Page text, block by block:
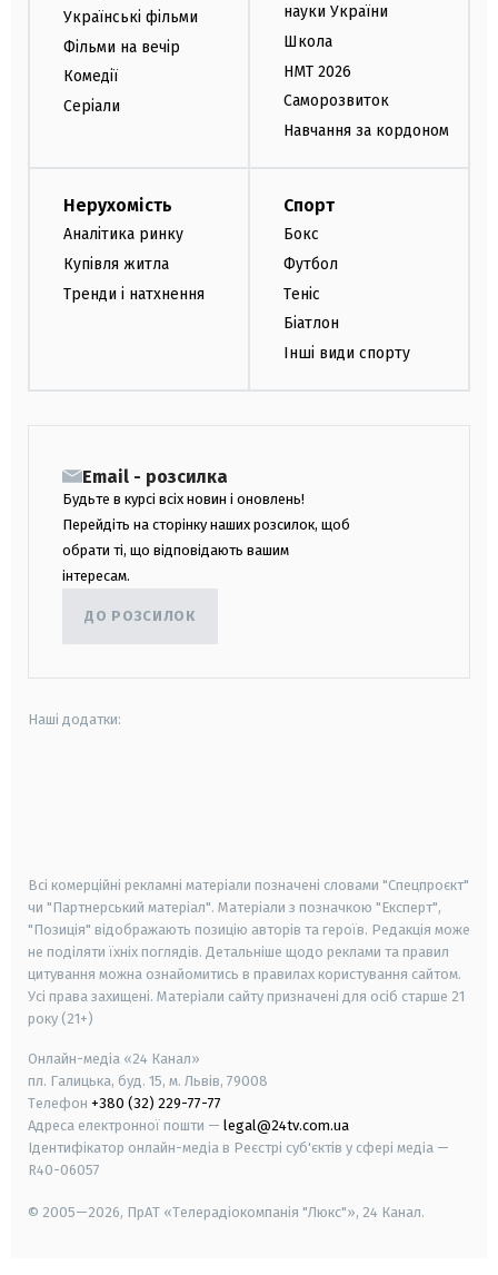
Українські фільми
Фільми на вечір
Комедії
Серіали
науки України
Школа
НМТ 2026
Саморозвиток
Навчання за кордоном
Нерухомість
Аналітика ринку
Купівля житла
Тренди і натхнення
Спорт
Бокс
Футбол
Теніс
Біатлон
Інші види спорту
Email - розсилка
Будьте в курсі всіх новин і оновлень!
Перейдіть на сторінку наших розсилок, щоб
обрати ті, що відповідають вашим
інтересам.
ДО РОЗСИЛОК
Наші додатки:
Всі комерційні рекламні матеріали позначені словами "Спецпроєкт"
чи "Партнерський матеріал". Матеріали з позначкою "Експерт",
"Позиція" відображають позицію авторів та героїв. Редакція може
не поділяти їхніх поглядів. Детальніше щодо реклами та правил
цитування можна ознайомитись в правилах користування сайтом.
Усі права захищені. Матеріали сайту призначені для осіб старше 21
року (21+)
Онлайн-медіа «24 Канал»
пл. Галицька, буд. 15, м. Львів, 79008
Телефон +380 (32) 229-77-77
Адреса електронної пошти — legal@24tv.com.ua
Ідентифікатор онлайн-медіа в Реєстрі суб'єктів у сфері медіа —
R40-06057
© 2005—2026, ПрАТ «Телерадіокомпанія "Люкс"», 24 Канал.